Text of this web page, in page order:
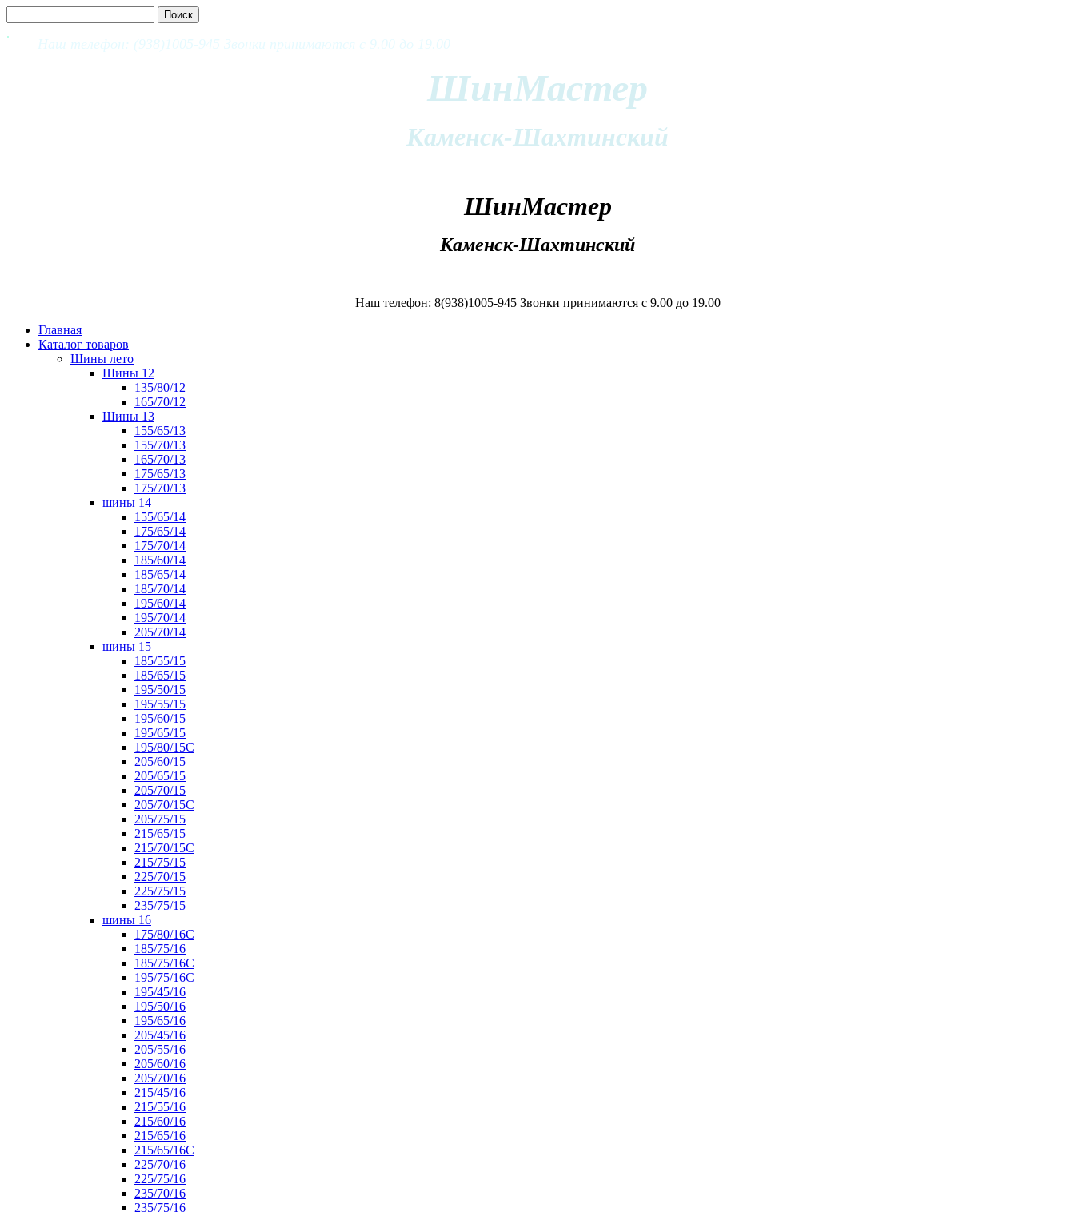
Наш телефон: (938)1005-945 Звонки принимаются с 9.00 до 19.00
ШинМастер
Каменск-Шахтинский
ШинМастер
Каменск-Шахтинский
Наш телефон: 8(938)1005-945 Звонки принимаются с 9.00 до 19.00
Главная
Каталог товаров
Шины лето
Шины 12
135/80/12
165/70/12
Шины 13
155/65/13
155/70/13
165/70/13
175/65/13
175/70/13
шины 14
155/65/14
175/65/14
175/70/14
185/60/14
185/65/14
185/70/14
195/60/14
195/70/14
205/70/14
шины 15
185/55/15
185/65/15
195/50/15
195/55/15
195/60/15
195/65/15
195/80/15С
205/60/15
205/65/15
205/70/15
205/70/15С
205/75/15
215/65/15
215/70/15C
215/75/15
225/70/15
225/75/15
235/75/15
шины 16
175/80/16С
185/75/16
185/75/16С
195/75/16С
195/45/16
195/50/16
195/65/16
205/45/16
205/55/16
205/60/16
205/70/16
215/45/16
215/55/16
215/60/16
215/65/16
215/65/16С
225/70/16
225/75/16
235/70/16
235/75/16